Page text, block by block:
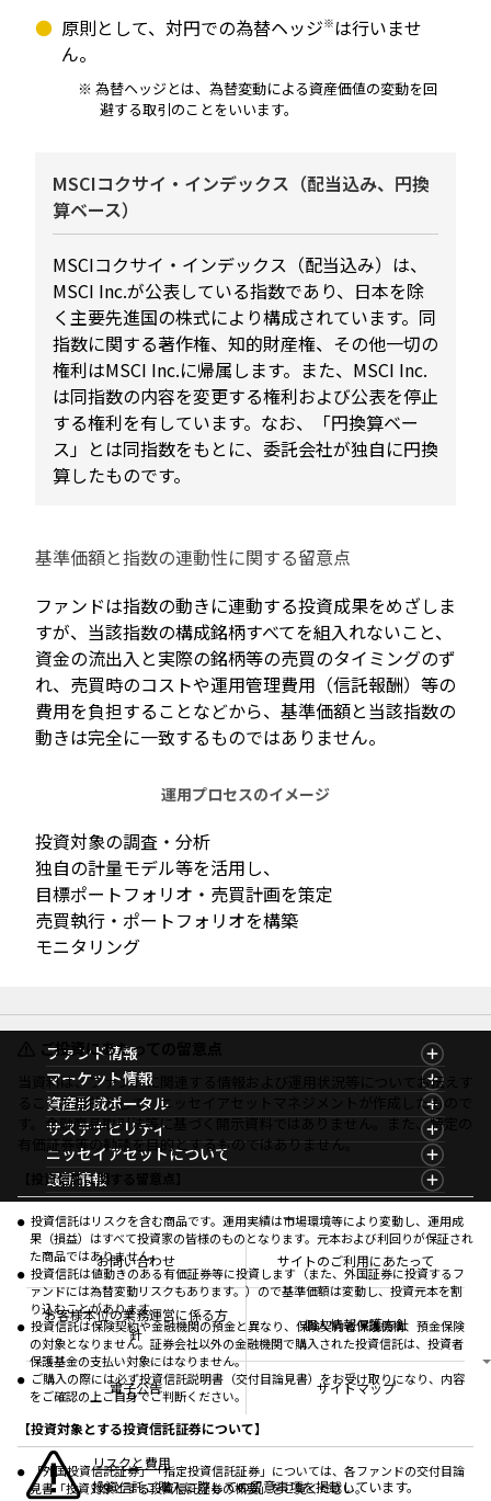
原則として、対円での為替ヘッジ※は行いませ
ん。
為替ヘッジとは、為替変動による資産価値の変動を回
避する取引のことをいいます。
MSCIコクサイ・インデックス（配当込み、円換
算ベース）
MSCIコクサイ・インデックス（配当込み）は、
MSCI Inc.が公表している指数であり、日本を除
く主要先進国の株式により構成されています。同
指数に関する著作権、知的財産権、その他一切の
権利はMSCI Inc.に帰属します。また、MSCI Inc.
は同指数の内容を変更する権利および公表を停止
する権利を有しています。なお、「円換算ベー
ス」とは同指数をもとに、委託会社が独自に円換
算したものです。
基準価額と指数の連動性に関する留意点
ファンドは指数の動きに連動する投資成果をめざしま
すが、当該指数の構成銘柄すべてを組入れないこと、
資金の流出入と実際の銘柄等の売買のタイミングのず
れ、売買時のコストや運用管理費用（信託報酬）等の
費用を負担することなどから、基準価額と当該指数の
動きは完全に一致するものではありません。
運用プロセスのイメージ
投資対象の調査・分析
独自の計量モデル等を活用し、
目標ポートフォリオ・売買計画を策定
売買執行・ポートフォリオを構築
モニタリング
ご投資にあたっての留意点
当資料は、ファンドに関連する情報および運用状況等についてお伝えす
ることを目的として、ニッセイアセットマネジメントが作成したもので
す。金融商品取引法等に基づく開示資料ではありません。また、特定の
有価証券等の勧誘を目的とするものではありません。
【投資信託に関する留意点】
投資信託はリスクを含む商品です。運用実績は市場環境等により変動し、運用成
果（損益）はすべて投資家の皆様のものとなります。元本および利回りが保証され
た商品ではありません。
投資信託は値動きのある有価証券等に投資します（また、外国証券に投資するフ
ァンドには為替変動リスクもあります。）ので基準価額は変動し、投資元本を割
り込むことがあります。
投資信託は保険契約や金融機関の預金と異なり、保険契約者保護機構、預金保険
の対象となりません。証券会社以外の金融機関で購入された投資信託は、投資者
保護基金の支払い対象にはなりません。
ご購入の際には必ず投資信託説明書（交付目論見書）をお受け取りになり、内容
をご確認の上ご自身でご判断ください。
【投資対象とする投資信託証券について】
「外国投資信託証券」「指定投資信託証券」については、各ファンドの交付目論
見書「投資対象とする投資信託証券の概要」をご覧ください。
ファンド情報
ファンド情報TOP
基準価額一覧
ファンド検索
ファンド比較
決算カレンダー
海外休日カレンダー
投資信託新商品のご案内
投資信託償還商品のご案内
ちょこっと3分！ファンドシアター
有価証券届出書の効力の発生の有無について
こだわりのインデックスファンド 購入・換金手数料
なしシリーズ
確定拠出年金について
マーケット情報
マーケット情報TOP
マーケット指数
マーケットレポート
コラム
ファンドレポート
資産形成ポータル
資産形成ポータルTOP
資産形成サービス
Nダイレクト
Goal Navi
資産形成サポート
NAMシティ
お問い合わせ
よくあるご質問
投資の教室
サステナビリティ
サステナビリティTOP
サステナビリティ経営
サステナブル投資
ニッセイアセットについて
ニッセイアセットについてTOP
会社情報
プレスリリース
受賞歴
方針・その他開示情報
採用情報
公式キャラクターのご紹介
最新情報
マーケットニュース
商品ニュース
おしらせ
メディアお問い合わせ サイトのご利用にあたって
お客様本位の業務運営に係る方
針
個人情報保護方針
電子公告 サイトマップ
リスクと費用
投資信託ご購入に際しての留意事項を掲載しています。